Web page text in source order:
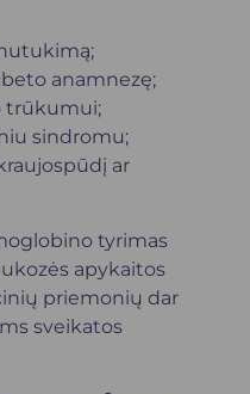
anamnezę;
trūkumui;
sindromu;
ar
tyrimas
apykaitos
priemonių dar
sveikatos